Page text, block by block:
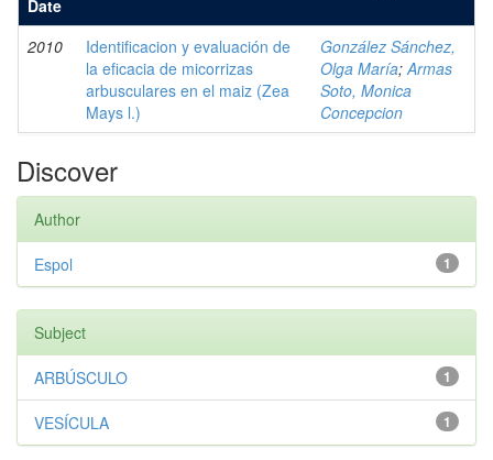
Date
2010
Identificacion y evaluación de
la eficacia de micorrizas
arbusculares en el maiz (Zea
Mays l.)
González Sánchez,
Olga María;Armas
Soto, Monica
Concepcion
Discover
Author
1
Espol
Subject
1
ARBÚSCULO
1
VESÍCULA